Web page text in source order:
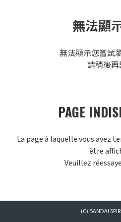
無法顯
無法顯示您嘗試
請稍後再
PAGE
La page à laquelle vous avez
être
Veuillez
(C) BANDAI